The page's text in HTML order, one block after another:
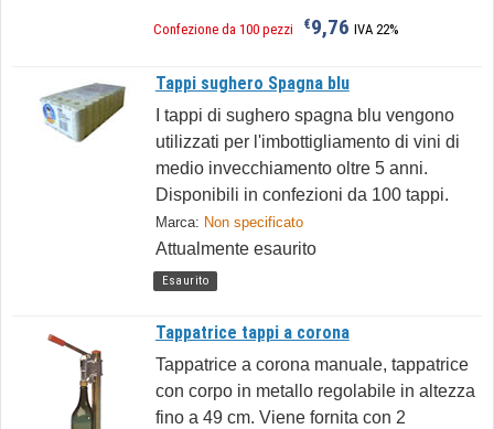
Confezione da 100 pezzi €9,76 IVA 22%
Tappi sughero Spagna blu
I tappi di sughero spagna blu vengono
utilizzati per l'imbottigliamento di vini di
medio invecchiamento oltre 5 anni.
Disponibili in confezioni da 100 tappi.
Marca: Non specificato
Attualmente esaurito
Esaurito
Tappatrice tappi a corona
Tappatrice a corona manuale, tappatrice
con corpo in metallo regolabile in altezza
fino a 49 cm. Viene fornita con 2